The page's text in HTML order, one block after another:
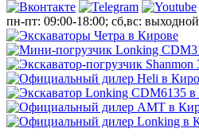
пн-пт: 09:00-18:00; сб,вс: выходной